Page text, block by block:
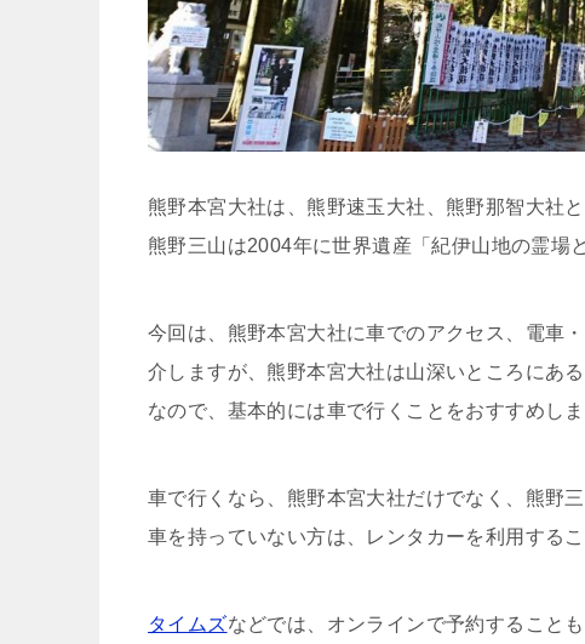
熊野本宮大社は、熊野速玉大社、熊野那智大社
熊野三山は2004年に世界遺産「紀伊山地の霊場
今回は、熊野本宮大社に車でのアクセス、電車
介しますが、熊野本宮大社は山深いところにあ
なので、基本的には車で行くことをおすすめしま
車で行くなら、熊野本宮大社だけでなく、熊野
車を持っていない方は、レンタカーを利用する
タイムズなどでは、オンラインで予約することも